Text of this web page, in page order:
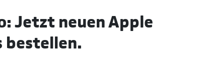
Jetzt neuen Apple